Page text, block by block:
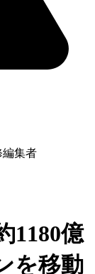
編集者
1180億
を移動